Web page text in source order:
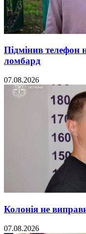
Підмінив телефон
ломбард
07.08.2026
Колонія не
07.08.2026